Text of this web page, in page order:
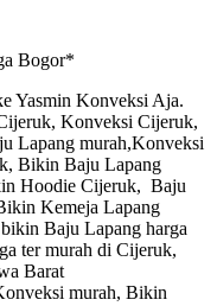
Bogor*
Yasmin Konveksi Aja.
Konveksi Cijeruk,
Lapang murah,Konveksi
Bikin Baju Lapang
Hoodie Cijeruk, Baju
Kemeja Lapang
Baju Lapang harga
ter murah di Cijeruk,
Barat
murah, Bikin